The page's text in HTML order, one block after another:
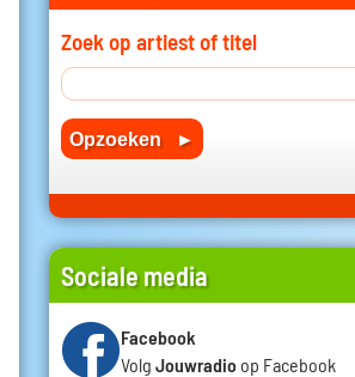
Zoek op artiest of titel
Sociale media
Facebook
Volg Jouwradio op Facebook